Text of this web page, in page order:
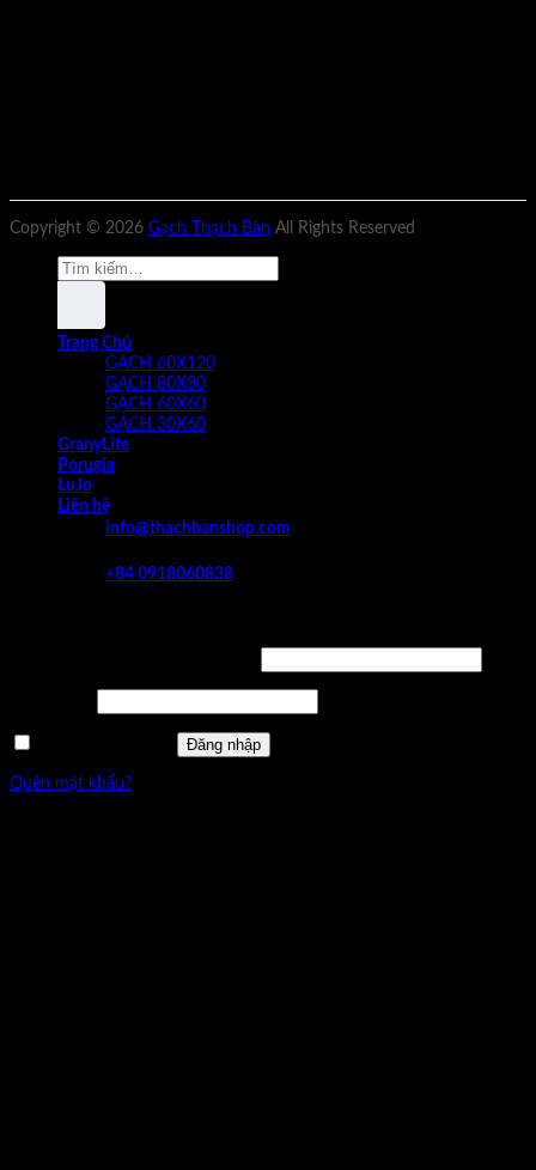
Copyright © 2026 Gạch Thạch Bàn All Rights Reserved
Tìm
kiếm:
Trang Chủ
GẠCH 60X120
GẠCH 80X80
GẠCH 60X60
GẠCH 30X60
GranyLite
Porugia
LuJo
Liên hệ
info@thachbanshop.com
+84 0918060838
Đăng nhập
Quên mật khẩu?